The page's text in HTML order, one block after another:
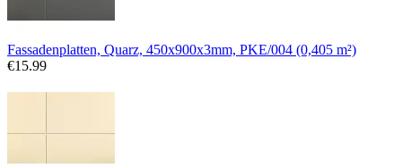
Fassadenplatten, Quarz, 450x900x3mm, PKE/004 (0,405 m²)
€15.99